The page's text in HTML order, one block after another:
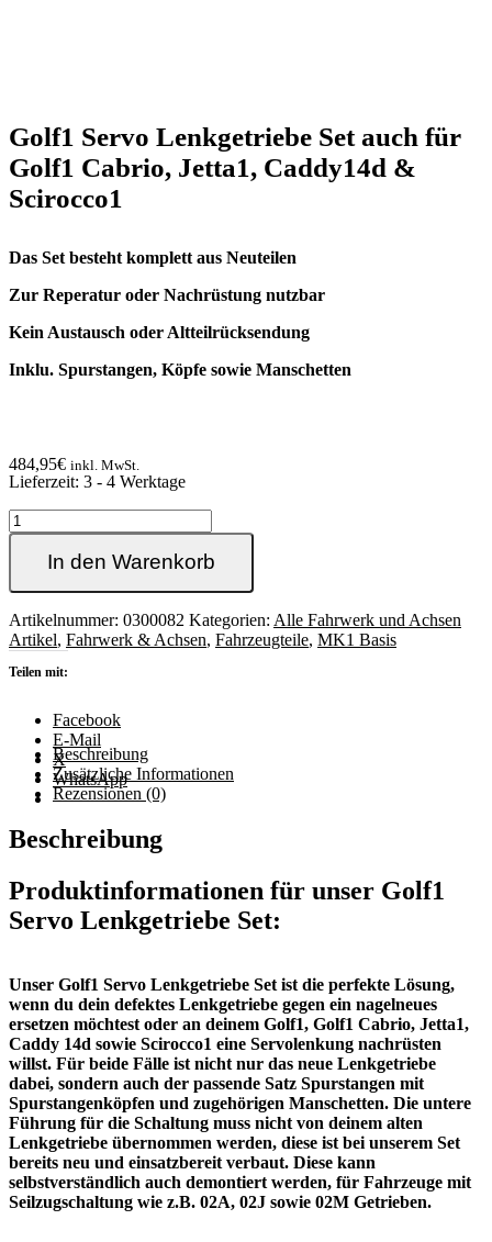
Golf1 Servo Lenkgetriebe Set auch für
Golf1 Cabrio, Jetta1, Caddy14d &
Scirocco1
Das Set besteht komplett aus Neuteilen
Zur Reperatur oder Nachrüstung nutzbar
Kein Austausch oder Altteilrücksendung
Inklu. Spurstangen, Köpfe sowie Manschetten
484,95€ inkl. MwSt.
Lieferzeit: 3 - 4 Werktage
Golf1
Servo
Lenkgetriebe
auch
für
Golf1
Cabrio,
Jetta1,
Scirocco1
Menge
In den Warenkorb
Artikelnummer: 0300082 Kategorien: Alle Fahrwerk und Achsen
Artikel, Fahrwerk & Achsen, Fahrzeugteile, MK1 Basis
Teilen mit:
Facebook
E-Mail
X
WhatsApp
Beschreibung
Zusätzliche Informationen
Rezensionen (0)
Beschreibung
Produktinformationen für unser Golf1
Servo Lenkgetriebe Set:
Unser Golf1 Servo Lenkgetriebe Set ist die perfekte Lösung,
wenn du dein defektes Lenkgetriebe gegen ein nagelneues
ersetzen möchtest oder an deinem Golf1, Golf1 Cabrio, Jetta1,
Caddy 14d sowie Scirocco1 eine Servolenkung nachrüsten
willst. Für beide Fälle ist nicht nur das neue Lenkgetriebe
dabei, sondern auch der passende Satz Spurstangen mit
Spurstangenköpfen und zugehörigen Manschetten. Die untere
Führung für die Schaltung muss nicht von deinem alten
Lenkgetriebe übernommen werden, diese ist bei unserem Set
bereits neu und einsatzbereit verbaut. Diese kann
selbstverständlich auch demontiert werden, für Fahrzeuge mit
Seilzugschaltung wie z.B. 02A, 02J sowie 02M Getrieben.